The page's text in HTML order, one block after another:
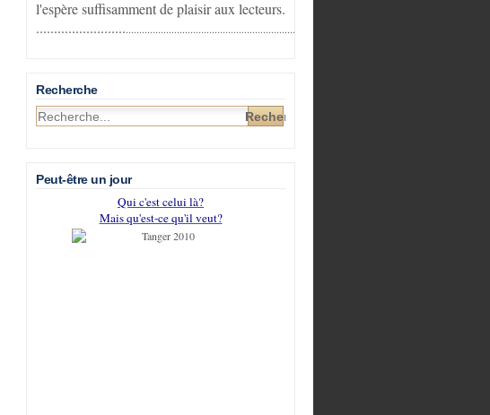
l'espère suffisamment de plaisir aux lecteurs.
.....................................................................................................................
Recherche
Peut-être un jour
Qui c'est celui là?
Mais qu'est-ce qu'il veut?